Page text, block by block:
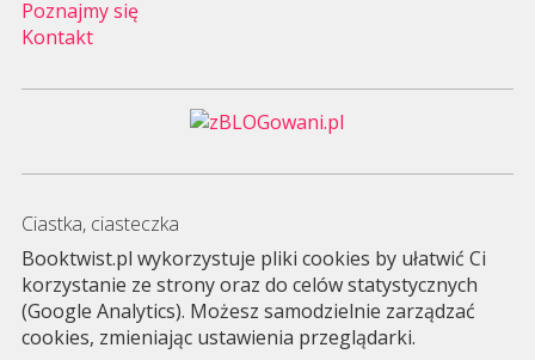
Poznajmy się
Kontakt
Ciastka, ciasteczka
Booktwist.pl wykorzystuje pliki cookies by ułatwić Ci
korzystanie ze strony oraz do celów statystycznych
(Google Analytics). Możesz samodzielnie zarządzać
cookies, zmieniając ustawienia przeglądarki.